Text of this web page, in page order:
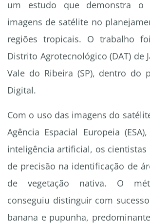
um estudo que demonstra o
imagens de satélite no
regiões tropicais. O trabalho
Distrito Agrotecnológico (DAT) de
Vale do Ribeira (SP), dentro do
Digital.
Com o uso das imagens do
Agência Espacial Europeia
inteligência artificial, os cientistas
de precisão na identificação de
de vegetação nativa. O
conseguiu distinguir com
banana e pupunha,